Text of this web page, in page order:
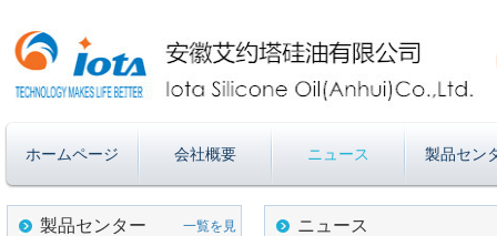
ホームページ 会社概要 ニュース 製品セン
製品センター
一覧を見
ニュース